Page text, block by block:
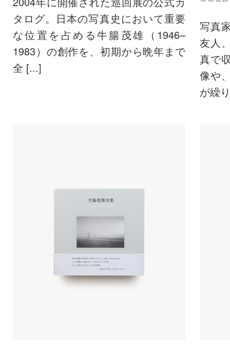
タログ。日本の写真史において重要
な位置を占める牛腸茂雄（1946–
1983）の創作を、初期から晩年まで
全 [...]
写真
友人
真で
像や
が繰